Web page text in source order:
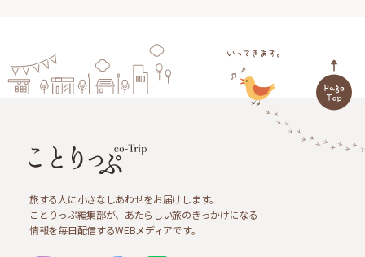
旅する人に小さなしあわせをお届けします。
ことりっぷ編集部が、あたらしい旅のきっかけになる
情報を毎日配信するWEBメディアです。